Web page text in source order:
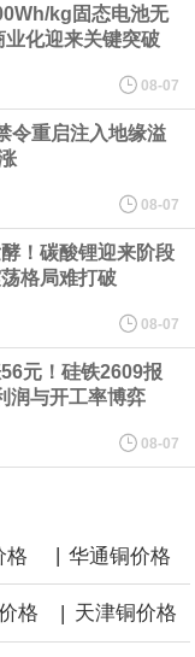
体上发帖称，一些媒体有关
报道是“完全没有根据的谣
”。
。
求增加、价格走高及货源
度营运将优于第2季度，并
间5日发布报告称，美国海军
class）战列舰，从研发
为美国有史以来最昂贵的水
，首舰造价约234亿美元，
kg固态电池无
业化迎来关键突破
08-07
令重启注入地缘溢
08-07
！碳酸锂迎来阶段
格局难打破
08-07
元！硅铁2609报
润与开工率博弈
08-07
格 | 华通铜价格
格 | 天津铜价格